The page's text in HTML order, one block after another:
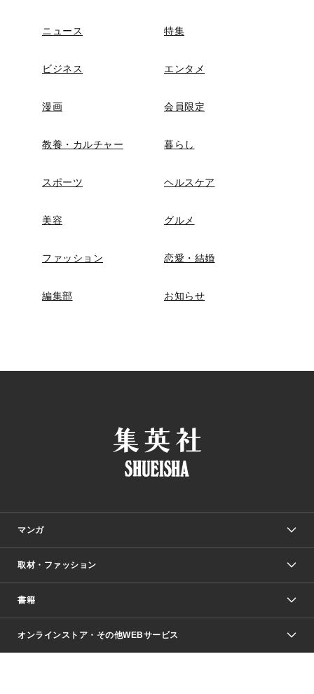
ニュース 特集
ビジネス エンタメ
漫画 会員限定
教養・カルチャー 暮らし
スポーツ ヘルスケア
美容 グルメ
ファッション 恋愛・結婚
編集部 お知らせ
マンガ
少年マンガ
Vジャンプ
週刊ヤングジャンプ
少女マンガ
取材・ファッション
Seventeen
芸能・情報・スポーツ
書籍
文芸・文庫・総合
オンラインストア・その他WEBサービス